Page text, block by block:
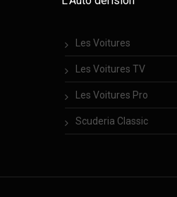
Les Voitures
Les Voitures TV
Les Voitures Pro
Scuderia Classic